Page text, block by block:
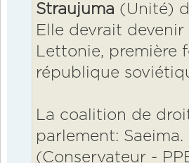
Straujuma (Unité)
Elle devrait
Lettonie, première
république
La coalition de
parlement:
(Conservateur -